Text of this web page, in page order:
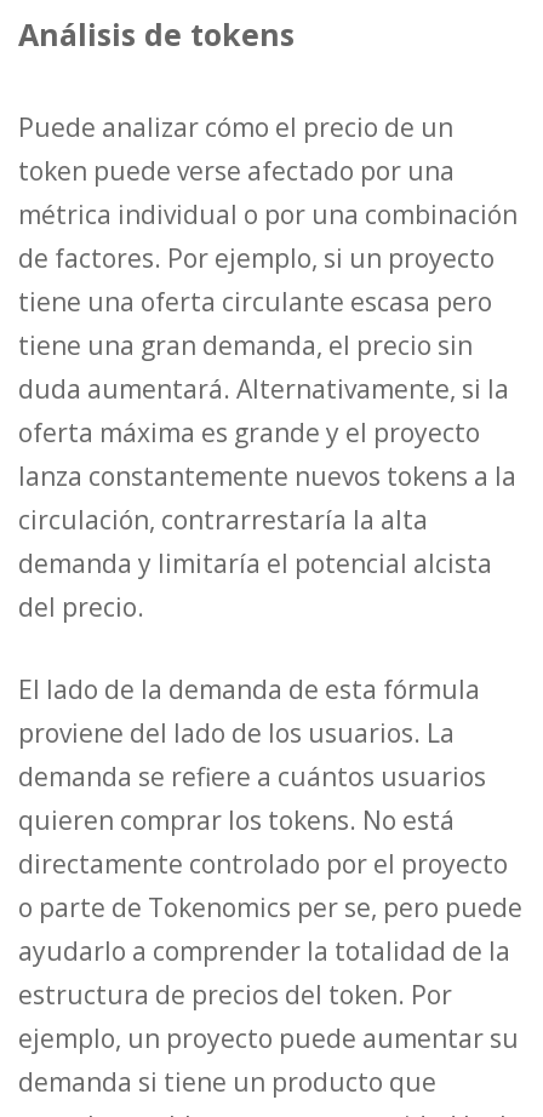
Análisis de tokens
Puede analizar cómo el precio de un
token puede verse afectado por una
métrica individual o por una combinación
de factores. Por ejemplo, si un proyecto
tiene una oferta circulante escasa pero
tiene una gran demanda, el precio sin
duda aumentará. Alternativamente, si la
oferta máxima es grande y el proyecto
lanza constantemente nuevos tokens a la
circulación, contrarrestaría la alta
demanda y limitaría el potencial alcista
del precio.
El lado de la demanda de esta fórmula
proviene del lado de los usuarios. La
demanda se refiere a cuántos usuarios
quieren comprar los tokens. No está
directamente controlado por el proyecto
o parte de Tokenomics per se, pero puede
ayudarlo a comprender la totalidad de la
estructura de precios del token. Por
ejemplo, un proyecto puede aumentar su
demanda si tiene un producto que